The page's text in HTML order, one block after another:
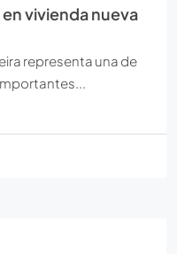
vivienda nueva
representa una de